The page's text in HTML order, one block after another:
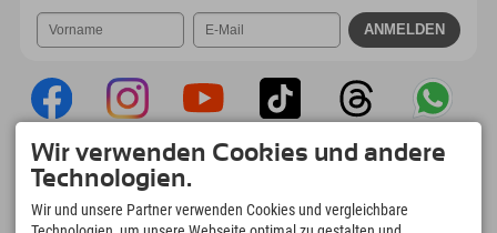
Explorer App
Upload Deiner #ExplorerMoments, Mein
Explorer To Go mit Buchungsübersicht,
Wir verwenden Cookies und andere
Technologien.
Wir und unsere Partner verwenden Cookies und vergleichbare